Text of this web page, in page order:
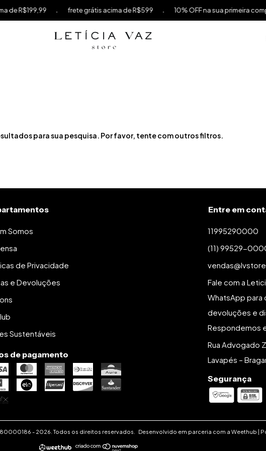
R$199,99 frete grátis acima de R$599 10% OFF na sua primeira
para sua pesquisa. Por favor, tente com outros filtros.
Somos
de Privacidade
e Devoluções
Sustentáveis
de pagamento
Entre em
11995290000
(11) 99529-
Fale com a
WhatsApp
devoluções e
Respondemos
Rua Advogado
Lavapés –
Segurança
- 2026. Todos os direitos reservados. Desenvolvido em parceria com a Weethub |